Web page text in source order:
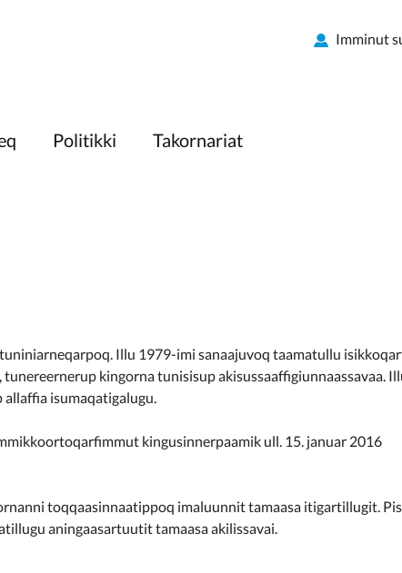
Imminut
Politikki Takornariat
Illu 1979-imi sanaajuvoq taamatullu
kingorna tunisisup akisussaaffigiunnaassavaa.
isumaqatigalugu.
kingusinnerpaamik ull. 15. januar 2016
toqqaasinnaatippoq imaluunnit tamaasa itigartillugit.
aningaasartuutit tamaasa akilissavai.